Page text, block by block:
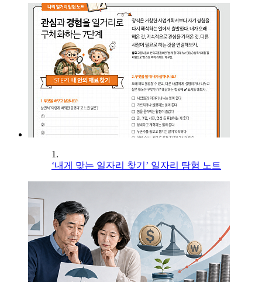
1.
‘내게 맞는 일자리 찾기’ 일자리 탐험 노트